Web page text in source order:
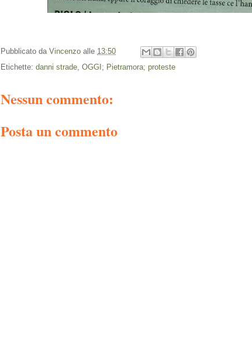
Pubblicato da Vincenzo alle 13:50
Etichette: danni strade, OGGI; Pietramora; proteste
Nessun commento:
Posta un commento